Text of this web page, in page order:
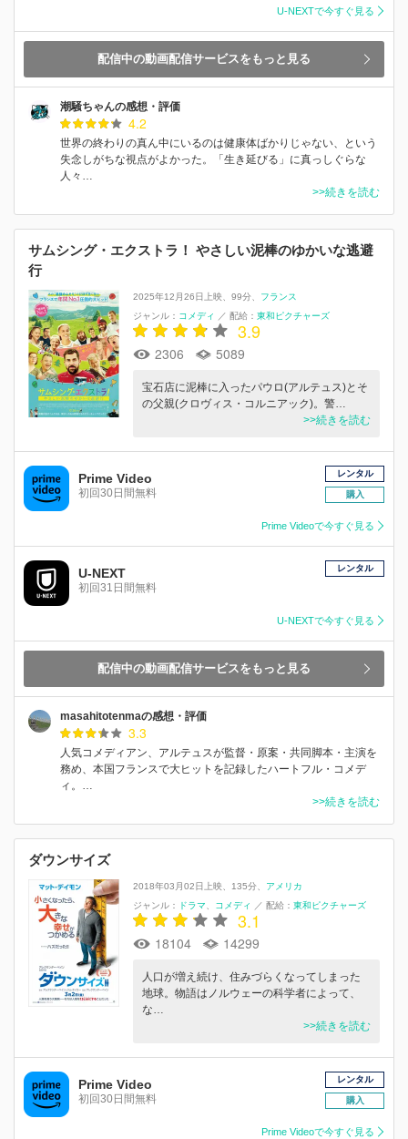
U-NEXTで今すぐ見る
配信中の動画配信サービスをもっと見る
潮騒ちゃんの感想・評価
4.2
世界の終わりの真ん中にいるのは健康体ばかりじゃない、という
失念しがちな視点がよかった。「生き延びる」に真っしぐらな
人々…
>>続きを読む
サムシング・エクストラ！ やさしい泥棒のゆかいな逃避
行
2025年12月26日上映 99分
フランス
ジャンル： コメディ ／ 配給： 東和ピクチャーズ
3.9
2306 5089
宝石店に泥棒に入ったパウロ(アルテュス)とそ
の父親(クロヴィス・コルニアック)。警…
>>続きを読む
Prime Video
初回30日間無料
レンタル
購入
Prime Videoで今すぐ見る
U-NEXT
初回31日間無料
レンタル
U-NEXTで今すぐ見る
配信中の動画配信サービスをもっと見る
masahitotenmaの感想・評価
3.3
人気コメディアン、アルテュスが監督・原案・共同脚本・主演を
務め、本国フランスで大ヒットを記録したハートフル・コメデ
ィ。…
>>続きを読む
ダウンサイズ
2018年03月02日上映 135分
アメリカ
ジャンル：
ドラマ コメディ ／ 配給： 東和ピクチャーズ
3.1
18104 14299
人口が増え続け、住みづらくなってしまった
地球。物語はノルウェーの科学者によって、
な…
>>続きを読む
Prime Video
初回30日間無料
レンタル
購入
Prime Videoで今すぐ見る